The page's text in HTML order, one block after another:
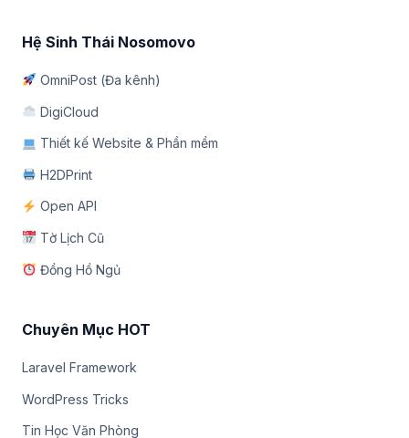
Hệ Sinh Thái Nosomovo
OmniPost (Đa kênh)
DigiCloud
Thiết kế Website & Phần mềm
H2DPrint
Open API
Tờ Lịch Cũ
Đồng Hồ Ngủ
Chuyên Mục HOT
Laravel Framework
WordPress Tricks
Tin Học Văn Phòng